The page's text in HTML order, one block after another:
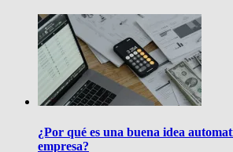
¿Por qué es una buena idea
empresa?